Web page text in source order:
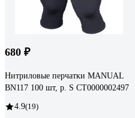
680 ₽
Нитриловые перчатки MANUAL
BN117 100 шт, р. S CТ0000002497
4.9(19)